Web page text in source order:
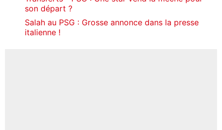
son départ ?
Salah au PSG : Grosse annonce dans la presse
italienne !